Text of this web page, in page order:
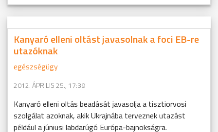
Kanyaró elleni oltást javasolnak a foci EB-re
utazóknak
egészségügy
2012. ÁPRILIS 25., 17:39
Kanyaró elleni oltás beadását javasolja a tisztiorvosi
szolgálat azoknak, akik Ukrajnába terveznek utazást
például a júniusi labdarúgó Európa-bajnokságra.